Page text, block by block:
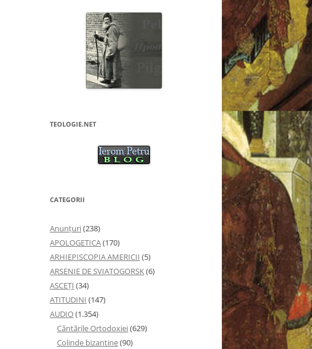
TEOLOGIE.NET
CATEGORII
Anunţuri(238)
APOLOGETICA(170)
ARHIEPISCOPIA AMERICII (5)
ARSENIE DE SVIATOGORSK(6)
ASCEȚI (34)
ATITUDINI (147)
AUDIO(1.354)
Cântările Ortodoxiei(629)
Colinde bizantine(90)